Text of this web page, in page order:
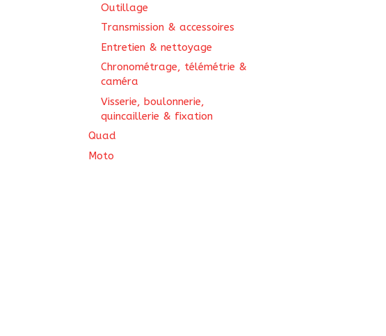
Outillage
Transmission & accessoires
Entretien & nettoyage
Chronométrage, télémétrie &
caméra
Visserie, boulonnerie,
quincaillerie & fixation
Quad
Moto